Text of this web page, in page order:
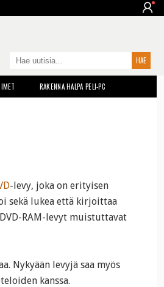
RAKENNA HALPA PELI-PC
-levy, joka on erityisen
sekä lukea että kirjoittaa
RAM-levyt muistuttavat
Nykyään levyjä saa myös
kanssa.